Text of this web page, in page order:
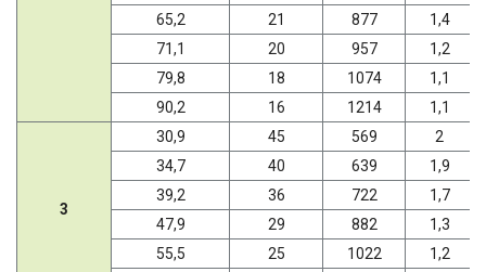
65,2
21 877
1,4
71,1
20 957
1,2
79,8
18 1074
1,1
90,2
16 1214 1,1
3
30,9 45 569
2
34,7
40 639
1,9
39,2
36 722
1,7
47,9
29 882
1,3
55,5
25 1022
1,2